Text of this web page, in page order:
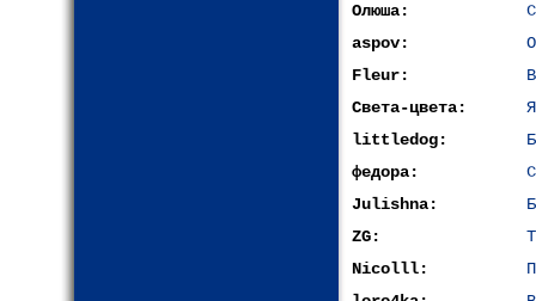
Олюша:
aspov:
Fleur:
Света-цвета:
littledog:
федора:
Julishna:
ZG:
Nicolll: